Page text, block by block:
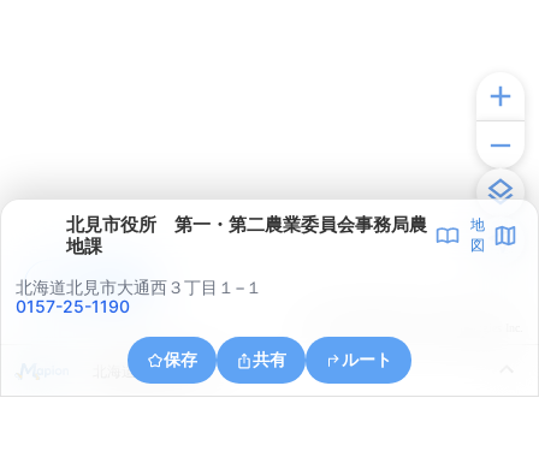
北見市役所 第一・第二農業委員会事務局農
地課
地
図
北海道北見市大通西３丁目１−１
0157-25-1190
保存 共有 ルート
北海道北見市川東
アプリで見る